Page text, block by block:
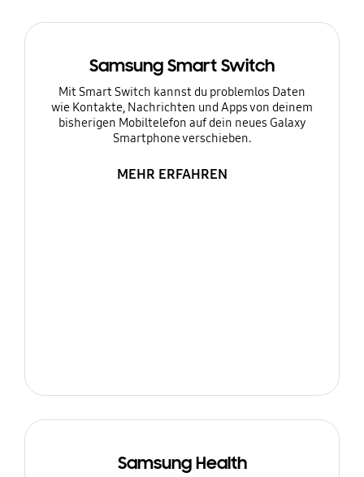
Samsung Smart Switch
Mit Smart Switch kannst du problemlos Daten
wie Kontakte, Nachrichten und Apps von deinem
bisherigen Mobiltelefon auf dein neues Galaxy
Smartphone verschieben.
MEHR ERFAHREN
Samsung Health